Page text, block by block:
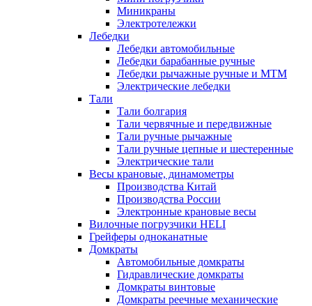
Миникраны
Электротележки
Лебедки
Лебедки автомобильные
Лебедки барабанные ручные
Лебедки рычажные ручные и МТМ
Электрические лебедки
Тали
Тали болгария
Тали червячные и передвижные
Тали ручные рычажные
Тали ручные цепные и шестеренные
Электрические тали
Весы крановые, динамометры
Производства Китай
Производства России
Электронные крановые весы
Вилочные погрузчики HELI
Грейферы одноканатные
Домкраты
Автомобильные домкраты
Гидравлические домкраты
Домкраты винтовые
Домкраты реечные механические